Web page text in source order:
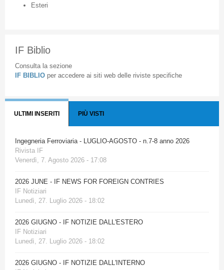
Esteri
IF Biblio
Consulta la sezione
IF BIBLIO per accedere ai siti web delle riviste specifiche
ULTIMI INSERITI PIÙ VISTI
Ingegneria Ferroviaria - LUGLIO-AGOSTO - n.7-8 anno 2026
Rivista IF
Venerdì, 7. Agosto 2026 - 17:08
2026 JUNE - IF NEWS FOR FOREIGN CONTRIES
IF Notiziari
Lunedì, 27. Luglio 2026 - 18:02
2026 GIUGNO - IF NOTIZIE DALL'ESTERO
IF Notiziari
Lunedì, 27. Luglio 2026 - 18:02
2026 GIUGNO - IF NOTIZIE DALL'INTERNO